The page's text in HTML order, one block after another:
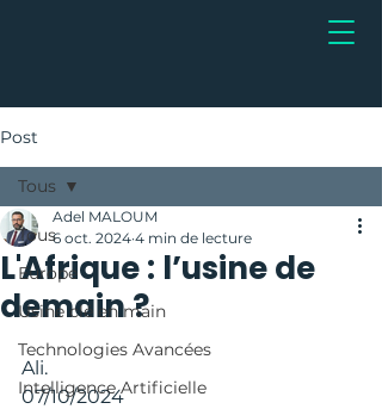
Post
Tous
Europe
Usine clé en main
Technologies Avancées
Intelligence Artificielle
Tous
L'Afrique : l’usine de
demain ?
Adel MALOUM
6 oct. 2024 4 min de lecture
Ali.
07/10/2024